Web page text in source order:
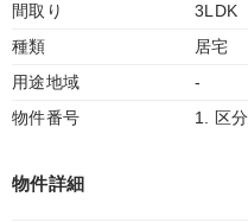
間取り
3LDK
種類
居宅
用途地域
-
物件番号
1. 区
物件詳細